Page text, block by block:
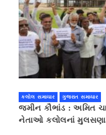
કલોલ સમાચાર ગુજરાત સમાચાર
જમીન કૌભાંડ : અમિત
નેતાઓ કલોલનાં મુલસણા